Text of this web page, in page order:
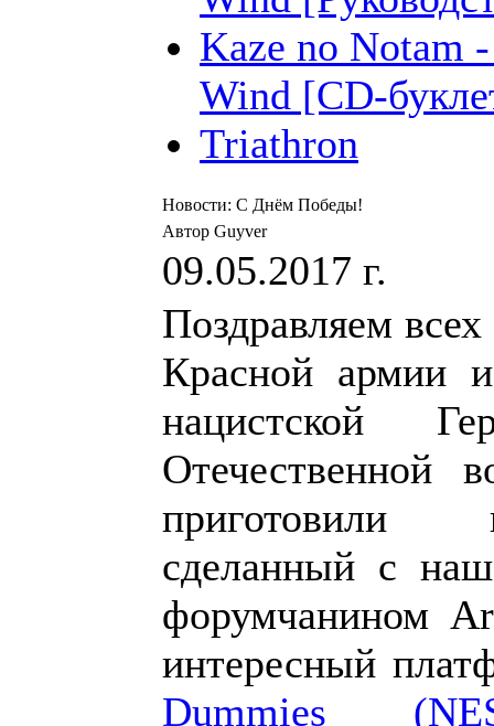
Kaze no Notam
Wind [CD-
Triathron
Новости: С Днём Победы!
Автор Guyver
09.05.2017 г.
Поздравляем
Красной армии
нацистской
приготовили
сделанный с
форумчанином
интересный
Dummies